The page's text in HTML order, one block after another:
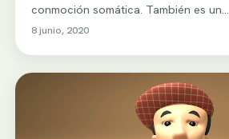
conmoción somática. También es un…
8 junio, 2020